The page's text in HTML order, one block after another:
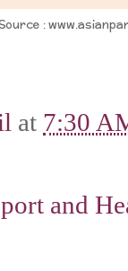
:
at 7:30
and